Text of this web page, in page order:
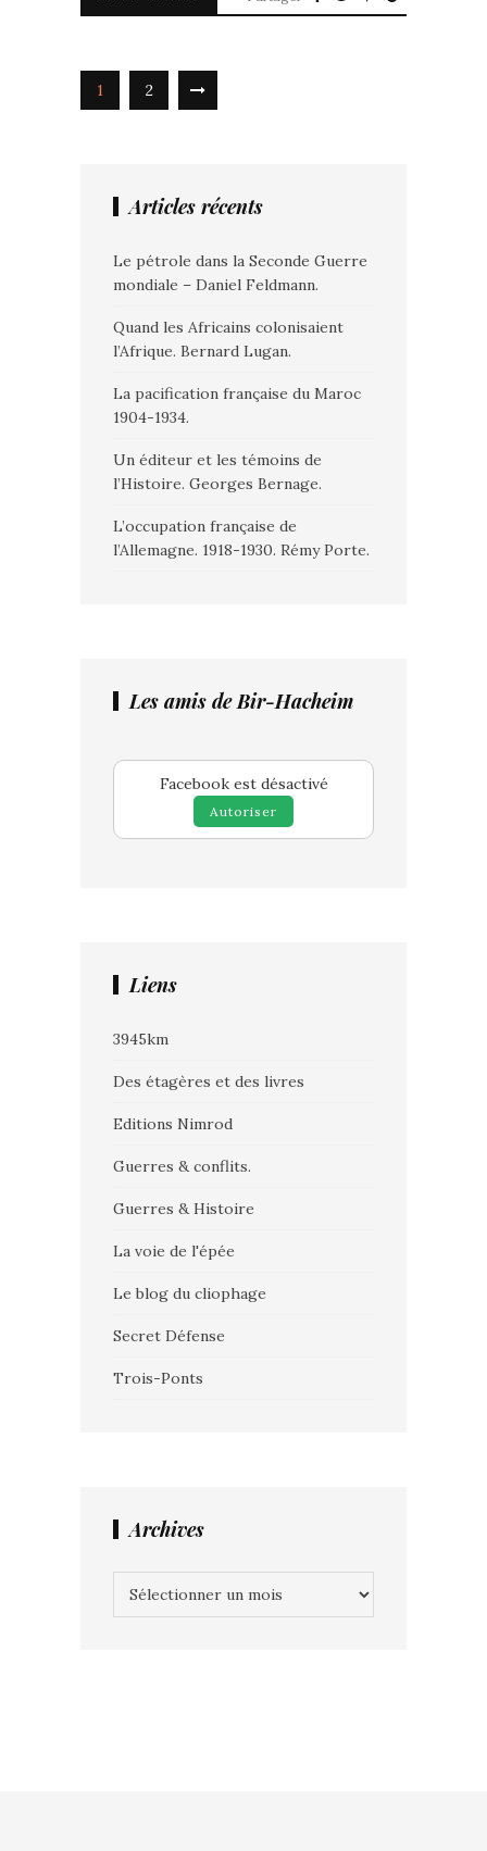
1 2
Articles récents
Le pétrole dans la Seconde Guerre
mondiale – Daniel Feldmann.
Quand les Africains colonisaient
l’Afrique. Bernard Lugan.
La pacification française du Maroc
1904-1934.
Un éditeur et les témoins de
l’Histoire. Georges Bernage.
L’occupation française de
l’Allemagne. 1918-1930. Rémy Porte.
Les amis de Bir-Hacheim
Facebook est désactivé
Autoriser
Liens
3945km
Des étagères et des livres
Editions Nimrod
Guerres & conflits.
Guerres & Histoire
La voie de l'épée
Le blog du cliophage
Secret Défense
Trois-Ponts
Archives